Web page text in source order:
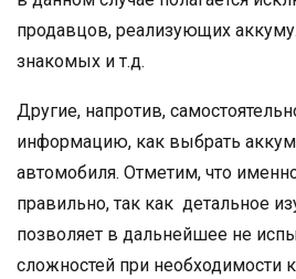
продавцов, реализующих
знакомых и т.д.
Другие, напротив,
информацию, как выбрать
автомобиля. Отметим, что
правильно, так как детальное
позволяет в дальнейшее не
сложностей при необходимости